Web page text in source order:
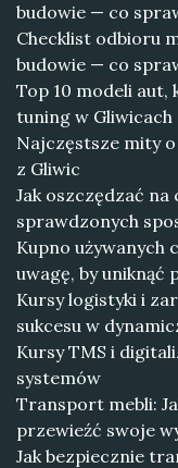
budowie — co
Checklist odbioru
budowie — co
Top 10 modeli
tuning w Gliwicach
Najczęstsze mity
z Gliwic
Jak oszczędzać na
sprawdzonych
Kupno używanych
uwagę, by uniknąć
Kursy logistyki i
sukcesu w
Kursy TMS i
systemów
Transport mebli:
przewieźć swoje
Jak bezpiecznie